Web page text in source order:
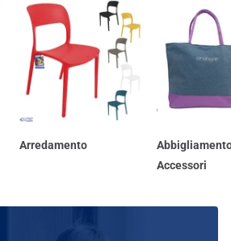
Arredamento
Accessori